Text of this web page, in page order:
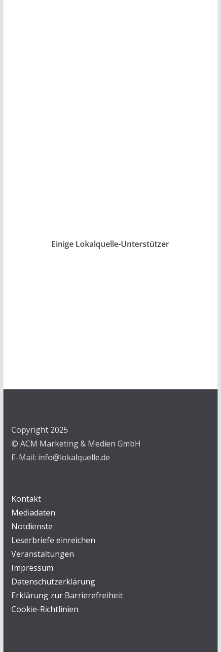
Einige Lokalquelle-Unterstützer
Copyright 2025
© ACM Marketing & Medien GmbH
E-Mail: info@lokalquelle.de
Kontakt
Mediadaten
Notdienste
Leserbriefe einreichen
Veranstaltungen
Impressum
Datenschutzerklärung
Erklärung zur Barrierefreiheit
Cookie-Richtlinien